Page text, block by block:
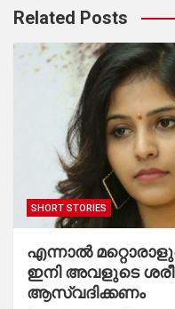
Related Posts
SHORT STORIES
എന്നാൽ
ഇനി അവളുടെ
ആസ്വദിക്കണം